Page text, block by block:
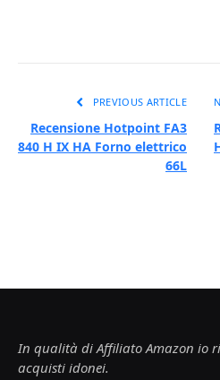
PREVIOUS ARTICLE
Recensione Hotpoint FA3
840 H IX HA Forno elettrico
66L
In qualità di Affiliato Amazon io
acquisti idonei.